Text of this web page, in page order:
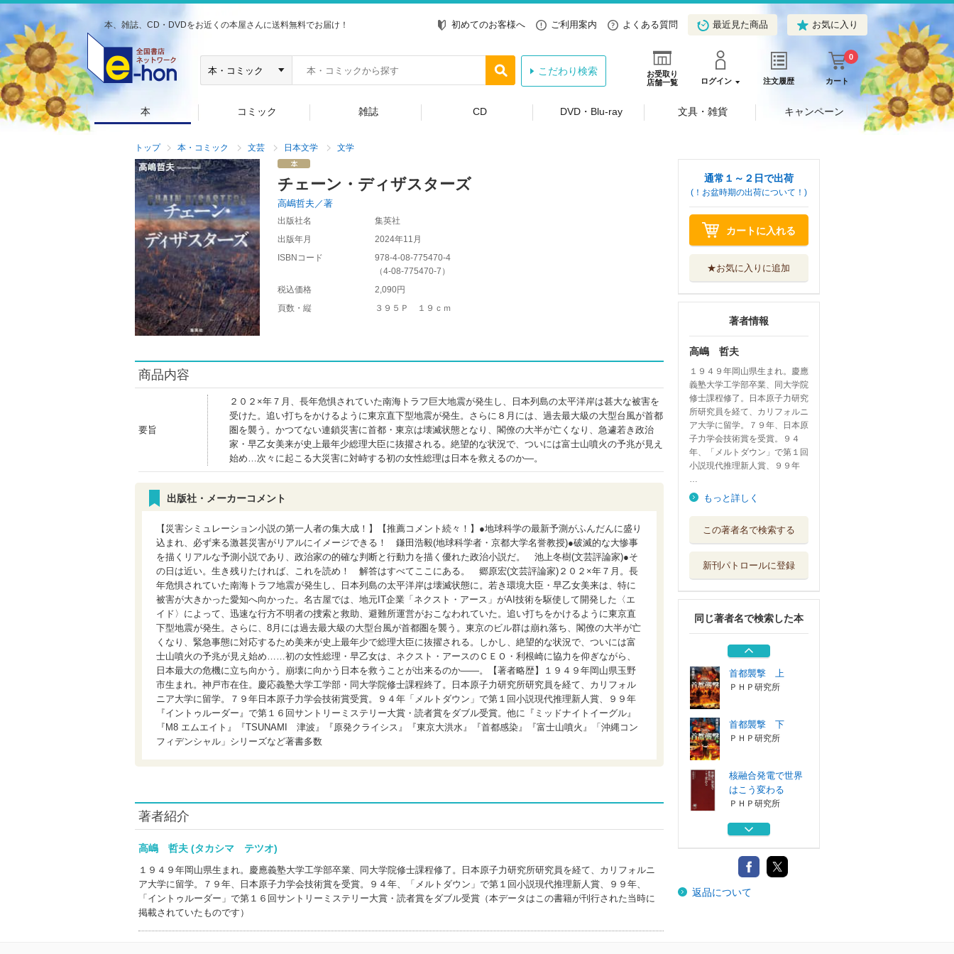
本、雑誌、CD・DVDをお近くの本屋さんに送料無料でお届け！ 初めてのお客様へ ご利用案内 よくある質問 最近見た商品 お気に入り
お受取り
店舗一覧
ログイン 注文履歴 カート
0
こだわり検索
本 コミック 雑誌 CD DVD・Blu-ray 文具・雑貨 キャンペーン
トップ 本・コミック 文芸 日本文学 文学
チェーン・ディザスターズ
高嶋哲夫／著
出版社名
集英社
出版年月
2024年11月
ISBNコード
978-4-08-775470-4
（4-08-775470-7 ）
税込価格
2,090円
頁数・縦
３９５Ｐ １９ｃｍ
商品内容
要旨
２０２×年７月、長年危惧されていた南海トラフ巨大地震が発生し、日本列島の太平洋岸は甚大な被害を
受けた。追い打ちをかけるように東京直下型地震が発生。さらに８月には、過去最大級の大型台風が首都
圏を襲う。かつてない連鎖災害に首都・東京は壊滅状態となり、閣僚の大半が亡くなり、急遽若き政治
家・早乙女美来が史上最年少総理大臣に抜擢される。絶望的な状況で、ついには富士山噴火の予兆が見え
始め…次々に起こる大災害に対峙する初の女性総理は日本を救えるのか―。
出版社・メーカーコメント
【災害シミュレーション小説の第一人者の集大成！】【推薦コメント続々！】●地球科学の最新予測がふんだんに盛り
込まれ、必ず来る激甚災害がリアルにイメージできる！ 鎌田浩毅(地球科学者・京都大学名誉教授)●破滅的な大惨事
を描くリアルな予測小説であり、政治家の的確な判断と行動力を描く優れた政治小説だ。 池上冬樹(文芸評論家)●そ
の日は近い。生き残りたければ、これを読め！ 解答はすべてここにある。 郷原宏(文芸評論家)２０２×年７月。長
年危惧されていた南海トラフ地震が発生し、日本列島の太平洋岸は壊滅状態に。若き環境大臣・早乙女美来は、特に
被害が大きかった愛知へ向かった。名古屋では、地元IT企業「ネクスト・アース」がAI技術を駆使して開発した〈エ
イド〉によって、迅速な行方不明者の捜索と救助、避難所運営がおこなわれていた。追い打ちをかけるように東京直
下型地震が発生。さらに、8月には過去最大級の大型台風が首都圏を襲う。東京のビル群は崩れ落ち、閣僚の大半が亡
くなり、緊急事態に対応するため美来が史上最年少で総理大臣に抜擢される。しかし、絶望的な状況で、ついには富
士山噴火の予兆が見え始め……初の女性総理・早乙女は、ネクスト・アースのＣＥＯ・利根崎に協力を仰ぎながら、
日本最大の危機に立ち向かう。崩壊に向かう日本を救うことが出来るのか――。【著者略歴】１９４９年岡山県玉野
市生まれ。神戸市在住。慶応義塾大学工学部・同大学院修士課程終了。日本原子力研究所研究員を経て、カリフォル
ニア大学に留学。７９年日本原子力学会技術賞受賞。９４年「メルトダウン」で第１回小説現代推理新人賞、９９年
『イントゥルーダー』で第１６回サントリーミステリー大賞・読者賞をダブル受賞。他に『ミッドナイトイーグル』
『M8 エムエイト』『TSUNAMI 津波』『原発クライシス』『東京大洪水』『首都感染』『富士山噴火』「沖縄コン
フィデンシャル」シリーズなど著書多数
著者紹介
高嶋 哲夫 (タカシマ テツオ)
１９４９年岡山県生まれ。慶應義塾大学工学部卒業、同大学院修士課程修了。日本原子力研究所研究員を経て、カリフォルニ
ア大学に留学。７９年、日本原子力学会技術賞を受賞。９４年、「メルトダウン」で第１回小説現代推理新人賞、９９年、
「イントゥルーダー」で第１６回サントリーミステリー大賞・読者賞をダブル受賞（本データはこの書籍が刊行された当時に
掲載されていたものです）
通常１～２日で出荷
(！お盆時期の出荷について！)
カートに入れる
★お気に入りに追加
著者情報
高嶋 哲夫
１９４９年岡山県生まれ。慶應
義塾大学工学部卒業、同大学院
修士課程修了。日本原子力研究
所研究員を経て、カリフォルニ
ア大学に留学。７９年、日本原
子力学会技術賞を受賞。９４
年、「メルトダウン」で第１回
小説現代推理新人賞、９９年
…
もっと詳しく
この著者名で検索する
新刊パトロールに登録
同じ著者名で検索した本
はこう変わる
家族
パルウイルス
角川春樹事務所
首都襲撃 上
ＰＨＰ研究所
首都襲撃 下
ＰＨＰ研究所
核融合発電で世界
はこう変わる
ＰＨＰ研究所
家族
パルウイルス
角川春樹事務所
返品について